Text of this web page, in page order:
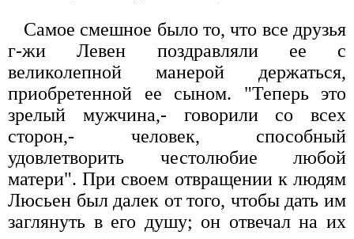
Самое смешное было то, что все друзья
г-жи Левен поздравляли ее с
великолепной манерой держаться,
приобретенной ее сыном. "Теперь это
зрелый мужчина,- говорили со всех
сторон,- человек, способный
удовлетворить честолюбие любой
матери". При своем отвращении к людям
Люсьен был далек от того, чтобы дать им
заглянуть в его душу; он отвечал на их